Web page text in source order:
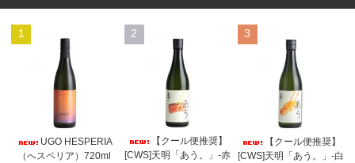
1
UGO HESPERIA
（へスペリア）720ml
2
【クール便推奨】
[CWS]天明「あう。」-赤
3
【クール便推奨】
[CWS]天明「あう。」-白